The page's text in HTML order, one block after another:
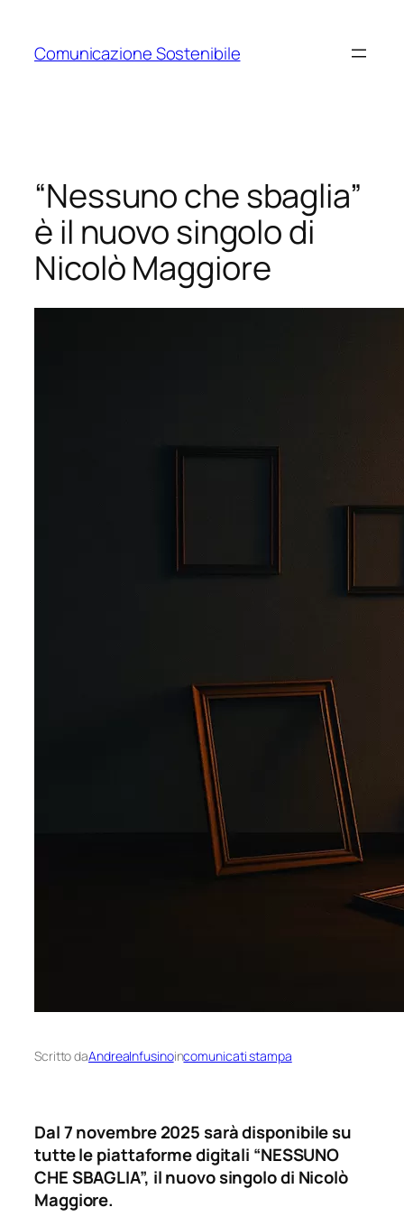
contenuto
Comunicazione Sostenibile
“Nessuno che sbaglia”
è il nuovo singolo di
Nicolò Maggiore
Scritto daAndreaInfusinoincomunicati stampa
Dal 7 novembre 2025 sarà disponibile su
tutte le piattaforme digitali “NESSUNO
CHE SBAGLIA”, il nuovo singolo di Nicolò
Maggiore.